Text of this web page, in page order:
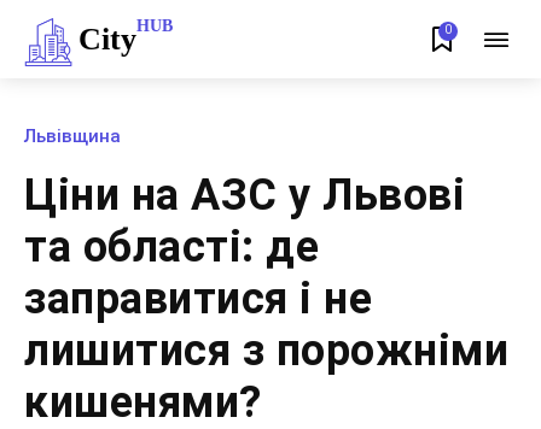
CityHUB 0
Львівщина
Ціни на АЗС у Львові
та області: де
заправитися і не
лишитися з порожніми
кишенями?